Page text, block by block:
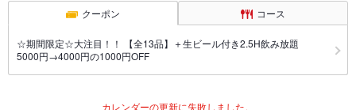
クーポン コース
☆期間限定☆大注目！！ 【全13品】＋生ビール付き2.5H飲み放題
5000円→4000円の1000円OFF
カレンダーの更新に失敗しました。